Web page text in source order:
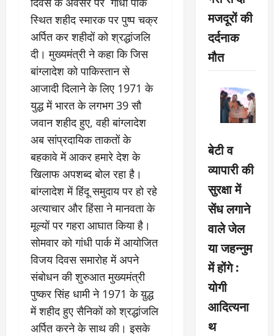
स्थित शहीद स्मारक पर पुष्प चक्र
अर्पित कर शहीदों को श्रद्धांजलि
दी। मुख्यमंत्री ने कहा कि जिस
बांग्लादेश को पाकिस्तान से
आजादी दिलाने के लिए 1971 के
युद्ध में भारत के लगभग 39 सौ
जवान शहीद हुए, वही बांग्लादेश
अब सांप्रदायिक ताकतों के
बहकावे में आकर हमारे देश के
खिलाफ अपशब्द बोल रहा है।
बांग्लादेश में हिंदू समुदाय पर हो रहे
अत्याचार और हिंसा ने मानवता के
मूल्यों पर गहरा आघात किया है।
सोमवार को गांधी पार्क में आयोजित
विजय दिवस समारोह में अपने
संबोधन की शुरुआत मुख्यमंत्री
पुष्कर सिंह धामी ने 1971 के य़ुद्ध
में शहीद हुए सैनिकों को श्रद्धांजलि
अर्पित करने के साथ की। इसके
मजदूरों की
दर्दनाक
मौत
बेटी व
व्यापारी की
सुरक्षा में
सेंध लगाने
वाले जेल
या जहन्नुम
में होंगे :
योगी
आदित्यना
थ